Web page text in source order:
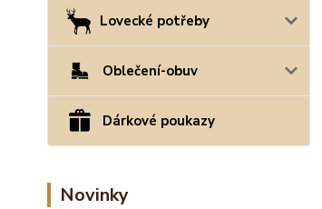
Lovecké potřeby
Oblečení-obuv
Dárkové poukazy
Novinky